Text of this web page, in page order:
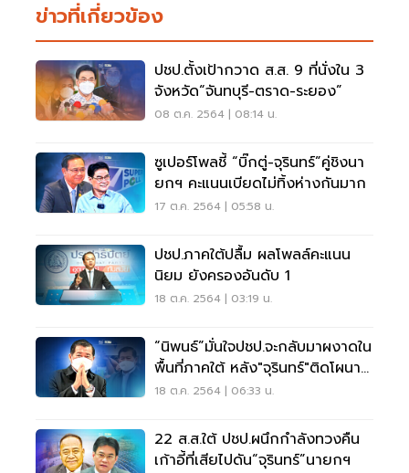
ข่าวที่เกี่ยวข้อง
ปชป.ตั้งเป้ากวาด ส.ส. 9 ที่นั่งใน 3
จังหวัด“จันทบุรี-ตราด-ระยอง”
08 ต.ค. 2564 | 08:14 น.
ซูเปอร์โพลชี้ “บิ๊กตู่-จุรินทร์”คู่ชิงนา
ยกฯ คะแนนเบียดไม่ทิ้งห่างกันมาก
17 ต.ค. 2564 | 05:58 น.
ปชป.ภาคใต้ปลื้ม ผลโพลล์คะแนน
นิยม ยังครองอันดับ 1
18 ต.ค. 2564 | 03:19 น.
“นิพนธ์”มั่นใจปชป.จะกลับมาผงาดใน
พื้นที่ภาคใต้ หลัง"จุรินทร์"ติดโผนา
ยกฯ
18 ต.ค. 2564 | 06:33 น.
22 ส.ส.ใต้ ปชป.ผนึกกำลังทวงคืน
เก้าอี้ที่เสียไปดัน“จุรินทร์”นายกฯ